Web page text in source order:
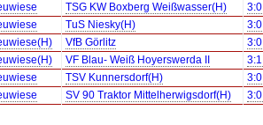
TSG KW Boxberg Weißwasser(H)
TuS Niesky(H)
VfB Görlitz
VF Blau- Weiß Hoyerswerda II
TSV Kunnersdorf(H)
SV 90 Traktor Mittelherwigsdorf(H)